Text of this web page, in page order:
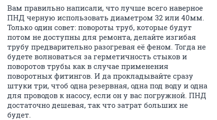
Вам правильно написали, что лучше всего наверное
ПНД черную использовать диаметром 32 или 40мм.
Только один совет: повороты труб, которые будут
потом не доступны для ремонта, делайте изгибая
трубу предварительно разогревая её феном. Тогда не
будете волноваться за герметичность стыков и
поворотов трубы как в случае применения
поворотных фитингов. И да прокладывайте сразу
штуки три, чтоб одна резервная, одна под воду и одна
для проводов к насосу, если он у вас погружной. ПНД
достаточно дешевая, так что затрат больших не
будет.